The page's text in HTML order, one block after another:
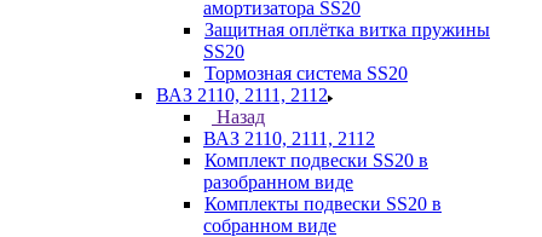
амортизатора SS20
Защитная оплётка витка пружины
SS20
Тормозная система SS20
ВАЗ 2110, 2111, 2112
Назад
ВАЗ 2110, 2111, 2112
Комплект подвески SS20 в
разобранном виде
Комплекты подвески SS20 в
собранном виде